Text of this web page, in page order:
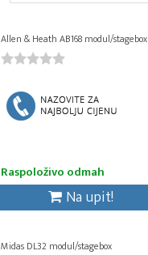
Allen & Heath AB168 modul/stagebox
Raspoloživo odmah
Na upit!
Midas DL32 modul/stagebox